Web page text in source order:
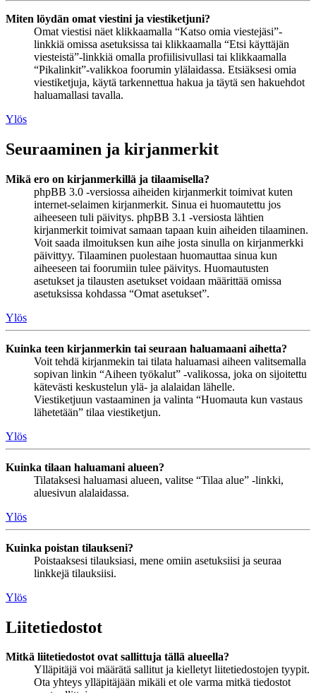
Miten löydän omat viestini ja viestiketjuni?
Omat viestisi näet klikkaamalla “Katso omia viestejäsi”-
linkkiä omissa asetuksissa tai klikkaamalla “Etsi käyttäjän
viesteistä”-linkkiä omalla profiilisivullasi tai klikkaamalla
“Pikalinkit”-valikkoa foorumin ylälaidassa. Etsiäksesi omia
viestiketjuja, käytä tarkennettua hakua ja täytä sen hakuehdot
haluamallasi tavalla.
Ylös
Seuraaminen ja kirjanmerkit
Mikä ero on kirjanmerkillä ja tilaamisella?
phpBB 3.0 -versiossa aiheiden kirjanmerkit toimivat kuten
internet-selaimen kirjanmerkit. Sinua ei huomautettu jos
aiheeseen tuli päivitys. phpBB 3.1 -versiosta lähtien
kirjanmerkit toimivat samaan tapaan kuin aiheiden tilaaminen.
Voit saada ilmoituksen kun aihe josta sinulla on kirjanmerkki
päivittyy. Tilaaminen puolestaan huomauttaa sinua kun
aiheeseen tai foorumiin tulee päivitys. Huomautusten
asetukset ja tilausten asetukset voidaan määrittää omissa
asetuksissa kohdassa “Omat asetukset”.
Ylös
Kuinka teen kirjanmerkin tai seuraan haluamaani aihetta?
Voit tehdä kirjanmekin tai tilata haluamasi aiheen valitsemalla
sopivan linkin “Aiheen työkalut” -valikossa, joka on sijoitettu
kätevästi keskustelun ylä- ja alalaidan lähelle.
Viestiketjuun vastaaminen ja valinta “Huomauta kun vastaus
lähetetään” tilaa viestiketjun.
Ylös
Kuinka tilaan haluamani alueen?
Tilataksesi haluamasi alueen, valitse “Tilaa alue” -linkki,
aluesivun alalaidassa.
Ylös
Kuinka poistan tilaukseni?
Poistaaksesi tilauksiasi, mene omiin asetuksiisi ja seuraa
linkkejä tilauksiisi.
Ylös
Liitetiedostot
Mitkä liitetiedostot ovat sallittuja tällä alueella?
Ylläpitäjä voi määrätä sallitut ja kielletyt liitetiedostojen tyypit.
Ota yhteys ylläpitäjään mikäli et ole varma mitkä tiedostot